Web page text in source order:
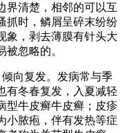
界清楚，相邻的可以互
抓时，鳞屑呈碎末纷纷
象，剥去薄膜有针头大
忽略的。
向复发。发病常与季
有冬春复发，入夏减轻
型牛皮癣牛皮癣；皮疹
小脓疱，伴有发热等症